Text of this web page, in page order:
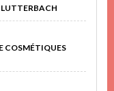
LUTTERBACH
COSMÉTIQUES